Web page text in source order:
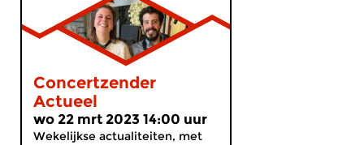
Concertzender
Actueel
wo 22 mrt 2023 14:00 uur
Wekelijkse actualiteiten, met